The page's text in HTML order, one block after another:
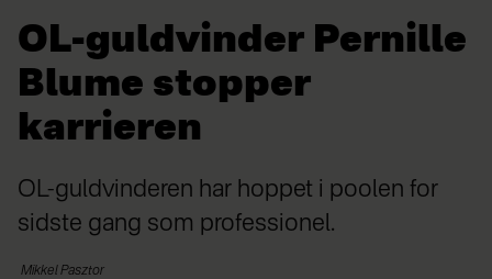
OL-guldvinder Pernille
Blume stopper
karrieren
OL-guldvinderen har hoppet i poolen for
sidste gang som professionel.
MikkelPasztor